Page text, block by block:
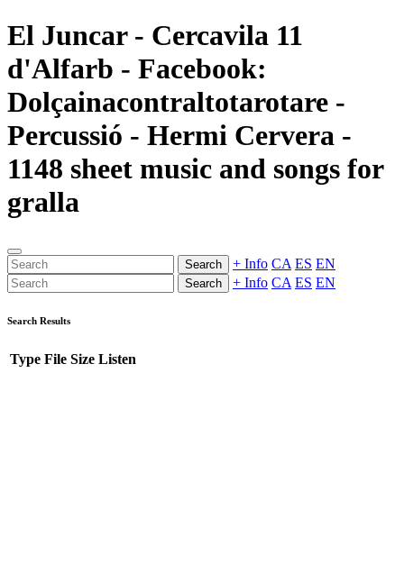
El Juncar - Cercavila 11
d'Alfarb - Facebook:
Dolçainacontraltotarotare -
Percussió - Hermi Cervera -
1148 sheet music and songs for
gralla
Search + Info CA ES EN
Search + Info CA ES EN
Search Results
Type File Size Listen